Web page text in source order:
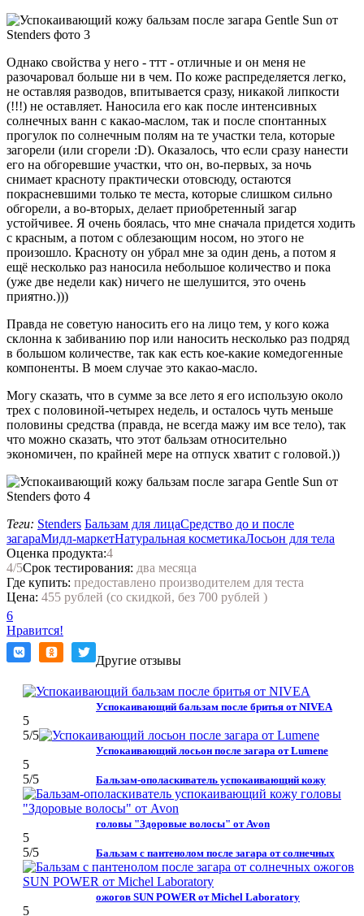
Однако свойства у него - ттт - отличные и он меня не
разочаровал больше ни в чем. По коже распределяется легко,
не оставляя разводов, впитывается сразу, никакой липкости
(!!!) не оставляет. Наносила его как после интенсивных
солнечных ванн с какао-маслом, так и после спонтанных
прогулок по солнечным полям на те участки тела, которые
загорели (или сгорели :D). Оказалось, что если сразу нанести
его на обгоревшие участки, что он, во-первых, за ночь
снимает красноту практически отовсюду, остаются
покрасневшими только те места, которые слишком сильно
обгорели, а во-вторых, делает приобретенный загар
устойчивее. Я очень боялась, что мне сначала придется ходить
с красным, а потом с облезающим носом, но этого не
произошло. Красноту он убрал мне за один день, а потом я
ещё несколько раз наносила небольшое количество и пока
(уже две недели как) ничего не шелушится, это очень
приятно.)))
Правда не советую наносить его на лицо тем, у кого кожа
склонна к забиванию пор или наносить несколько раз подряд
в большом количестве, так как есть кое-какие комедогенные
компоненты. В моем случае это какао-масло.
Могу сказать, что в сумме за все лето я его использую около
трех с половиной-четырех недель, и осталось чуть меньше
половины средства (правда, не всегда мажу им все тело), так
что можно сказать, что этот бальзам относительно
экономичен, по крайней мере на отпуск хватит с головой.))
Теги: Stenders Бальзам для лицаСредство до и после
загараМидл-маркетНатуральная косметикаЛосьон для тела
Оценка продукта:4
4/5Срок тестирования: два месяца
Где купить: предоставлено производителем для теста
Цена: 455 рублей (со скидкой, без 700 рублей )
6
Нравится!
Другие отзывы
Успокаивающий бальзам после бритья от NIVEA
5
5/5
Успокаивающий лосьон после загара от Lumene
5
5/5 Бальзам-ополаскиватель успокаивающий кожу
головы "Здоровые волосы" от Avon
5
5/5 Бальзам с пантенолом после загара от солнечных
ожогов SUN POWER от Michel Laboratory
5